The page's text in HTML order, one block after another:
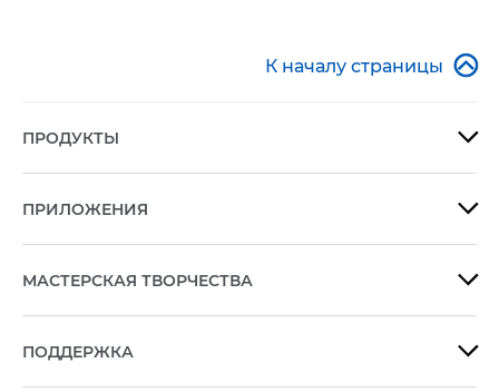
К началу страницы 
ПРОДУКТЫ 
ПРИЛОЖЕНИЯ 
МАСТЕРСКАЯ ТВОРЧЕСТВА 
ПОДДЕРЖКА 